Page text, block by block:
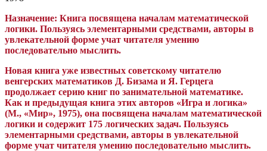
Назначение: Книга посвящена началам математической
логики. Пользуясь элементарными средствами, авторы в
увлекательной форме учат читателя умению
последовательно мыслить.
Новая книга уже известных советскому читателю
венгерских математиков Д. Бизама и Я. Герцега
продолжает серию книг по занимательной математике.
Как и предыдущая книга этих авторов «Игра и логика»
(М., «Мир», 1975), она посвящена началам математической
логики и содержит 175 логических задач. Пользуясь
элементарными средствами, авторы в увлекательной
форме учат читателя умению последовательно мыслить.